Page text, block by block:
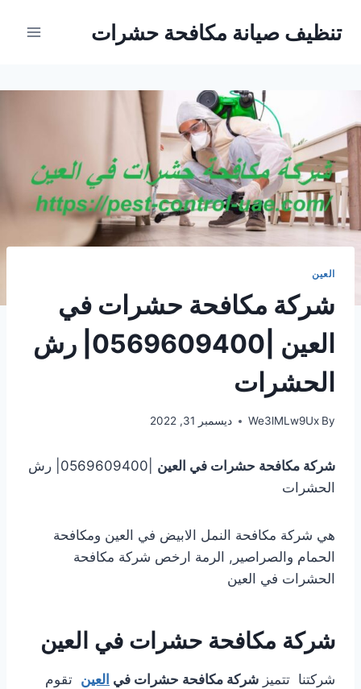
تنظيف صيانة مكافحة حشرات
العين
شركة مكافحة حشرات في
العين |0569609400| رش
الحشرات
By
We3lMLw9Ux ديسمبر 31, 2022
شركة مكافحة حشرات في العين
|0569609400| رش
الحشرات
هي شركة مكافحة النمل الابيض في العين ومكافحة
الحمام والصراصير, الرمة ارخص شركة مكافحة
الحشرات في العين
شركة مكافحة حشرات في العين
شركتنا تتميز شركة مكافحة حشرات في العين تقوم